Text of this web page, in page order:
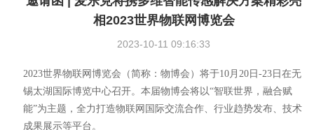
相2023世界物联网博览会
2023-10-11 09:16:33
2023世界物联网博览会（简称：物博会）将于10月20日-23日在无
锡太湖国际博览中心召开。本届物博会将以“智联世界，融合赋
能”为主题，全力打造物联网国际交流合作、行业趋势发布、技术
成果展示等平台。